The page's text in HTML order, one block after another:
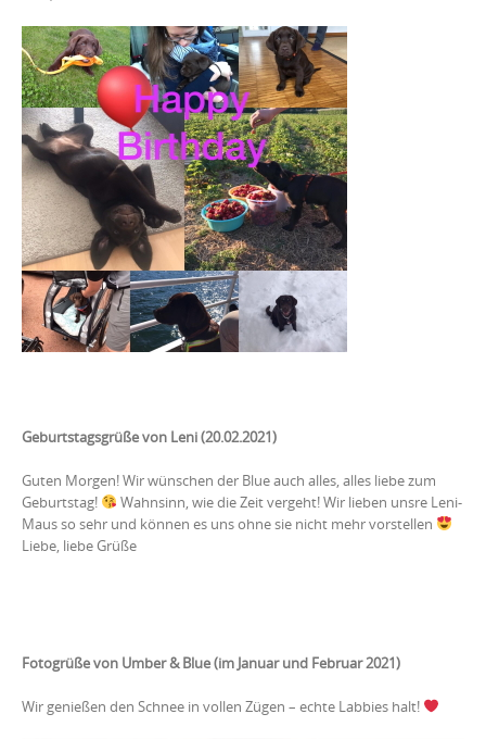
Geburtstagsgrüße von Leni (20.02.2021)
Guten Morgen! Wir wünschen der Blue auch alles, alles liebe zum
Geburtstag!
Wahnsinn, wie die Zeit vergeht! Wir lieben unsre Leni-
Maus so sehr und können es uns ohne sie nicht mehr vorstellen
Liebe, liebe Grüße
Fotogrüße von Umber & Blue (im Januar und Februar 2021)
Wir genießen den Schnee in vollen Zügen – echte Labbies halt!